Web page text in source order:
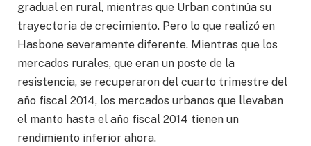
gradual en rural, mientras que Urban continúa su
trayectoria de crecimiento. Pero lo que realizó en
Hasbone severamente diferente. Mientras que los
mercados rurales, que eran un poste de la
resistencia, se recuperaron del cuarto trimestre del
año fiscal 2014, los mercados urbanos que llevaban
el manto hasta el año fiscal 2014 tienen un
rendimiento inferior ahora.